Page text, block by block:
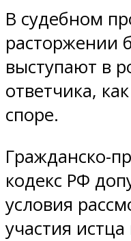
В судебном
расторжении
выступают в
ответчика,
споре.
Гражданско-
кодекс РФ
условия
участия